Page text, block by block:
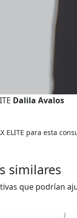
Dalila Avalos
ELITE para esta
similares
que podrían